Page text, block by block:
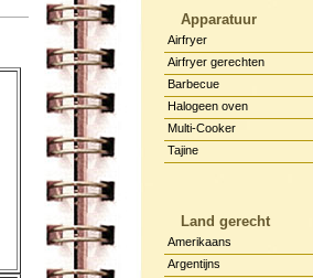
Apparatuur
Airfryer
Airfryer gerechten
Barbecue
Halogeen oven
Multi-Cooker
Tajine
Land gerecht
Amerikaans
Argentijns